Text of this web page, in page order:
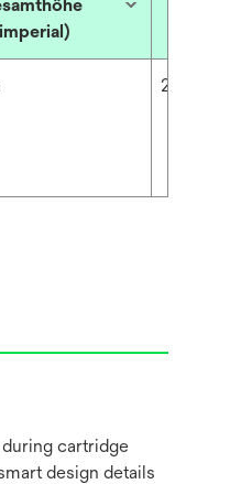
26.04 cm
cartridge
design details